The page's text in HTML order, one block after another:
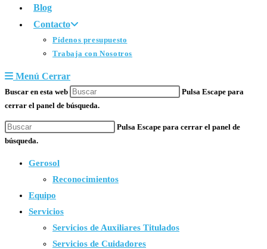
Blog
Contacto
Pídenos presupuesto
Trabaja con Nosotros
Menú Cerrar
Buscar en esta web
Pulsa Escape para
cerrar el panel de búsqueda.
Pulsa Escape para cerrar el panel de
búsqueda.
Gerosol
Reconocimientos
Equipo
Servicios
Servicios de Auxiliares Titulados
Servicios de Cuidadores